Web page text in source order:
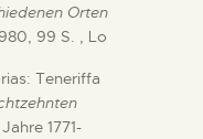
Orten
980, 99 S. , Lo
Teneriffa
1771-